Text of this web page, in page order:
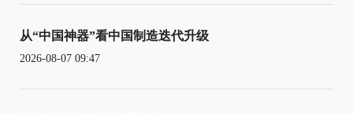
从“中国神器”看中国制造迭代升级
2026-08-07 09:47